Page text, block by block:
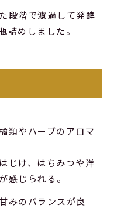
段階で濾過して発酵
詰めしました。
類やハーブのアロマ
じけ、はちみつや洋
感じられる。
みのバランスが良